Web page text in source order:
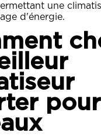
une
d'énergie.